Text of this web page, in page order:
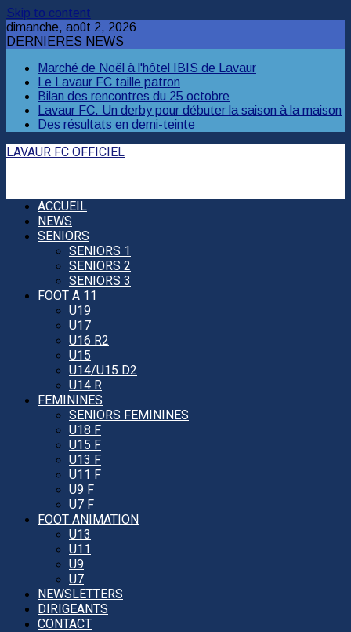
Skip to content
dimanche, août 2, 2026
DERNIERES NEWS
Marché de Noël à l'hôtel IBIS de Lavaur
Le Lavaur FC taille patron
Bilan des rencontres du 25 octobre
Lavaur FC. Un derby pour débuter la saison à la maison
Des résultats en demi-teinte
LAVAUR FC OFFICIEL
ACCUEIL
NEWS
SENIORS
SENIORS 1
SENIORS 2
SENIORS 3
FOOT A 11
U19
U17
U16 R2
U15
U14/U15 D2
U14 R
FEMININES
SENIORS FEMININES
U18 F
U15 F
U13 F
U11 F
U9 F
U7 F
FOOT ANIMATION
U13
U11
U9
U7
NEWSLETTERS
DIRIGEANTS
CONTACT